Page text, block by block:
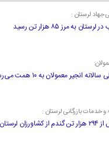
جهاد لرستان :
به مرز ۸۵ هزار تن رسید
انجیر معمولان به ۱۰ همت می‌رسد
و خدمات بازرگانی لرستان :
لرستان